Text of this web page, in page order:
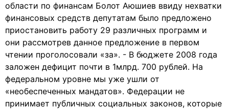
области по финансам Болот Аюшиев ввиду нехватки
финансовых средств депутатам было предложено
приостановить работу 29 различных программ и
они рассмотрев данное предложение в первом
чтении проголосовали «за». - В бюджете 2008 года
заложен дефицит почти в 1млрд. 700 рублей. На
федеральном уровне мы уже ушли от
«необеспеченных мандатов». Федерации не
принимает публичных социальных законов, которые